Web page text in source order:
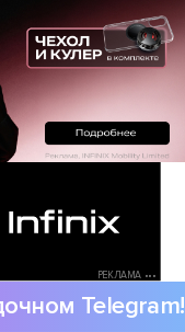
РЕКЛАМА •••
Telegram!